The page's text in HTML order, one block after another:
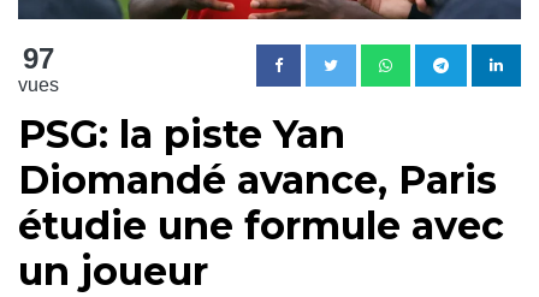
97
vues
PSG: la piste Yan
Diomandé avance, Paris
étudie une formule avec
un joueur